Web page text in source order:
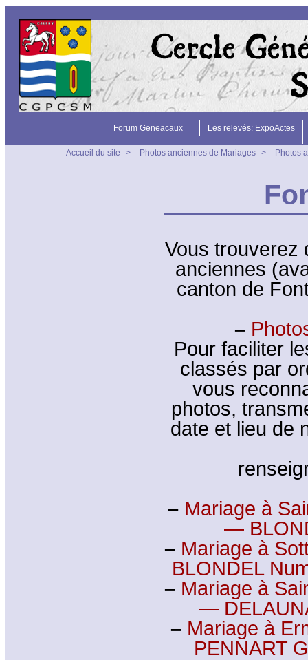
Forum Geneacaux Les relevés: ExpoActes
Accueil du site > Photos anciennes de Mariages > Photos
Vous trouverez
anciennes
canton de
–
Pour faciliter
classés par
vous
photos,
date et lieu de
– Mariage à
—
– Mariage à
BLONDEL
– Mariage à
—
– Mariage à
PENNART